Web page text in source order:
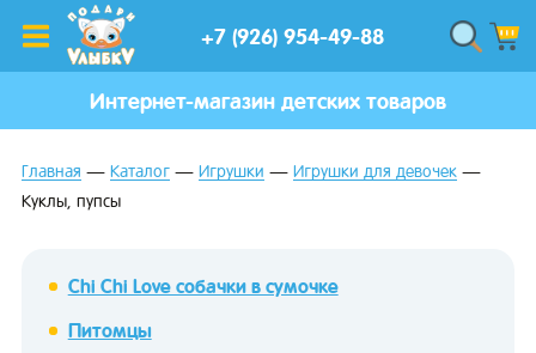
+7 (926) 954-49-88
Интернет-магазин детских товаров
Главная Каталог Игрушки
Игрушки для девочек
Куклы, пупсы
Chi Chi Love cобачки в сумочке
Питомцы